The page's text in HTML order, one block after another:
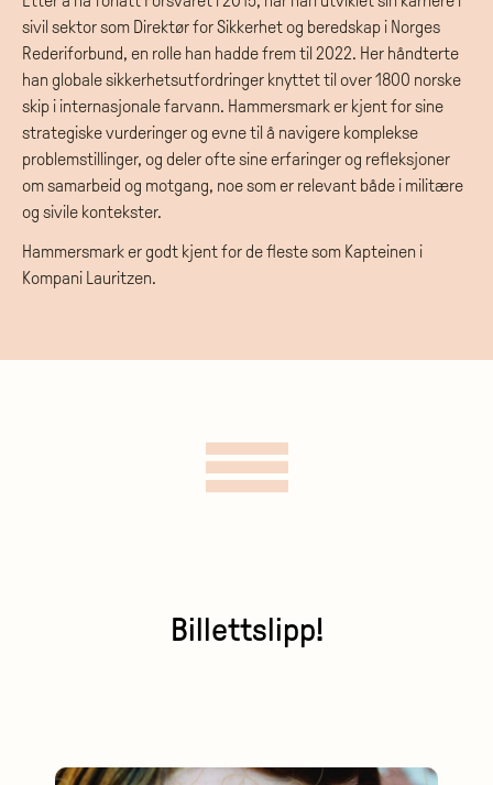
sivil sektor som Direktør for Sikkerhet og beredskap i Norges
Rederiforbund, en rolle han hadde frem til 2022. Her håndterte
han globale sikkerhetsutfordringer knyttet til over 1800 norske
skip i internasjonale farvann. Hammersmark er kjent for sine
strategiske vurderinger og evne til å navigere komplekse
problemstillinger, og deler ofte sine erfaringer og refleksjoner
om samarbeid og motgang, noe som er relevant både i militære
og sivile kontekster.
Hammersmark er godt kjent for de fleste som Kapteinen i
Kompani Lauritzen.
Billettslipp!